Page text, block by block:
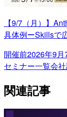
【9/7（月）】
具体例ーSkillsで
開催前2026年9月
セミナー一覧会
関連記事